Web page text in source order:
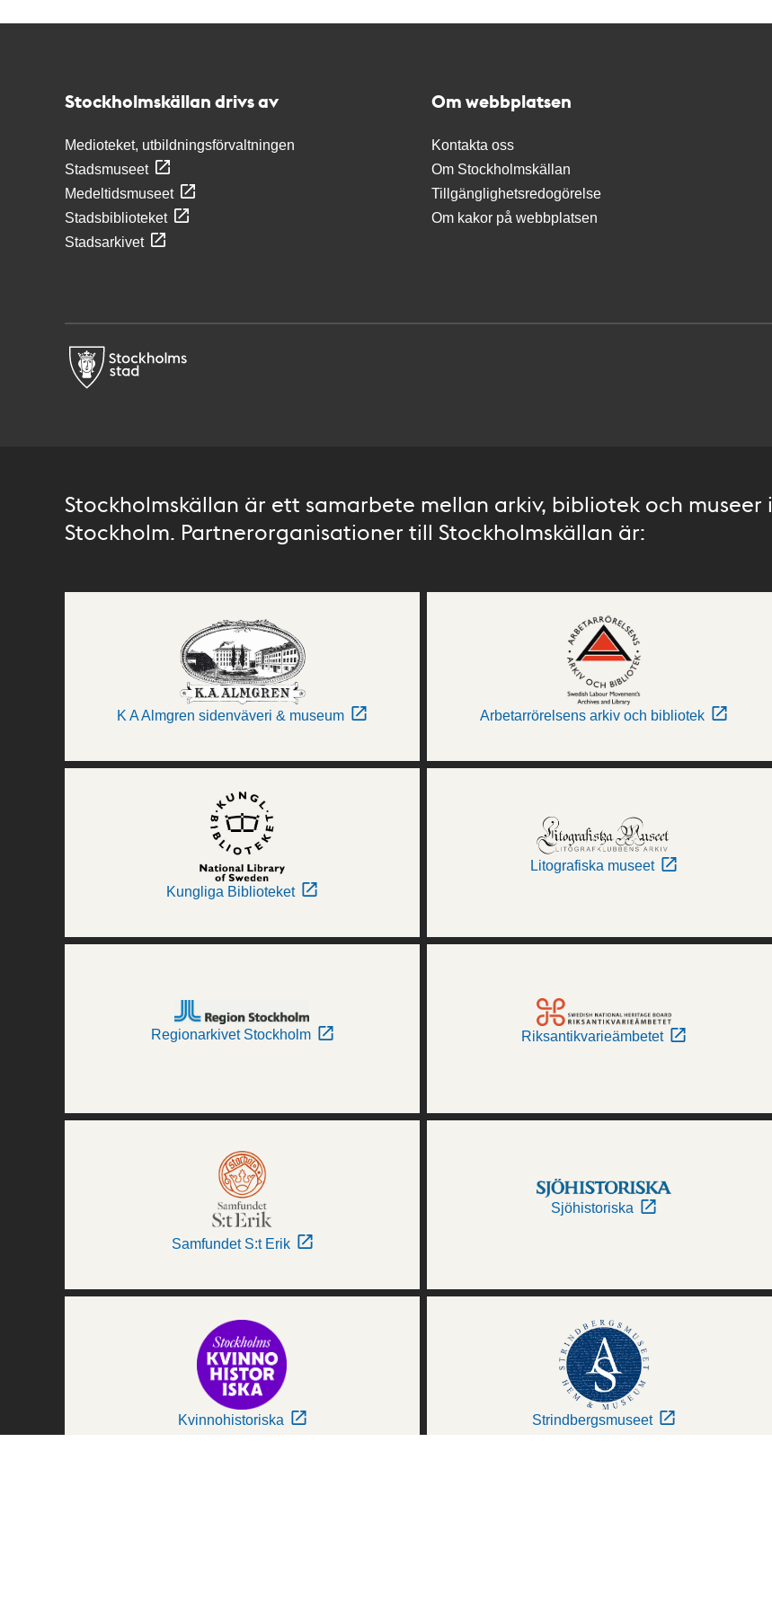
Stockholmskällan drivs av
Medioteket, utbildningsförvaltningen
Stadsmuseet
Medeltidsmuseet
Stadsbiblioteket
Stadsarkivet
Om webbplatsen
Kontakta oss
Om Stockholmskällan
Tillgänglighetsredogörelse
Om kakor på webbplatsen
Stockholmskällan är ett samarbete mellan arkiv, bibliotek och museer i
Stockholm. Partnerorganisationer till Stockholmskällan är:
K A Almgren sidenväveri & museum Arbetarrörelsens arkiv och bibliotek
Kungliga Biblioteket
Litografiska museet
Regionarkivet Stockholm Riksantikvarieämbetet
Samfundet S:t Erik
Sjöhistoriska
Kvinnohistoriska Strindbergsmuseet